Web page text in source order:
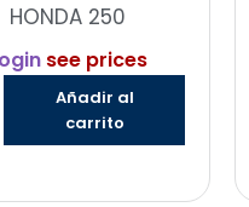
HONDA 250
see prices
Añadir al
carrito